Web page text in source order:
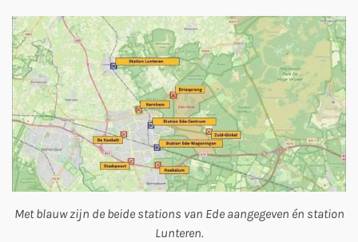
Met blauw zijn de beide stations van Ede aangegeven én station
Lunteren.